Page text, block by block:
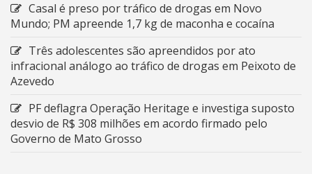
Casal é preso por tráfico de drogas em Novo
Mundo; PM apreende 1,7 kg de maconha e cocaína
Três adolescentes são apreendidos por ato
infracional análogo ao tráfico de drogas em Peixoto de
Azevedo
PF deflagra Operação Heritage e investiga suposto
desvio de R$ 308 milhões em acordo firmado pelo
Governo de Mato Grosso